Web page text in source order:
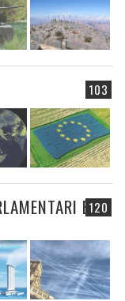
103
120
E